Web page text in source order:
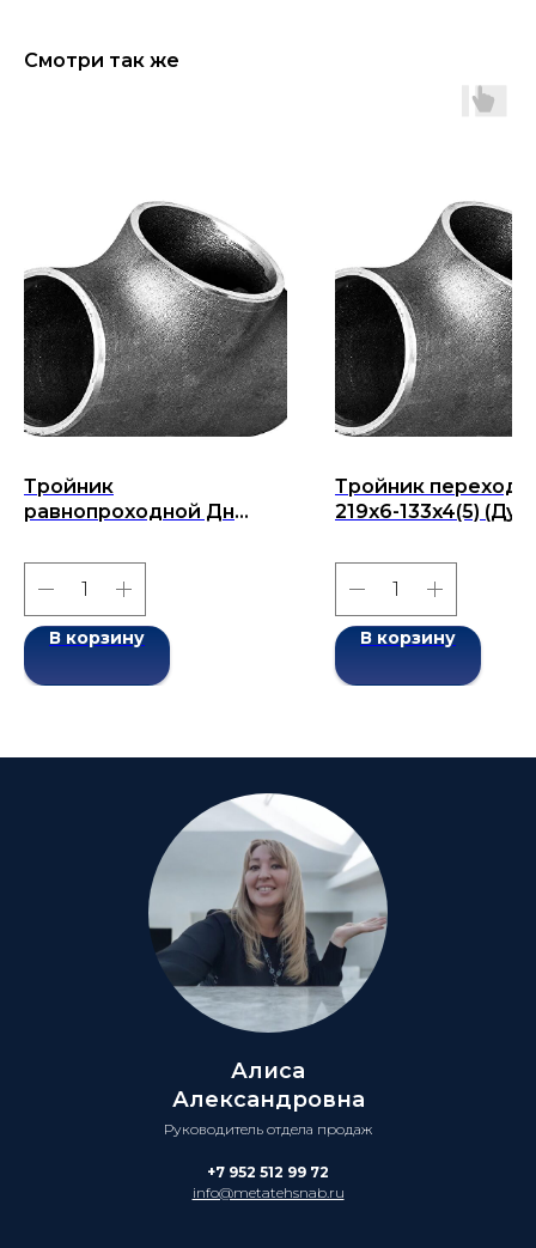
Смотри так же
Тройник
равнопроходной Дн
бесшовный ГОСТ 17376-
2001
В корзину
Тройник
219x6-133x4(5) (Ду
ГОСТ 17376-2001
В корзину
Алиса
Александровна
Руководитель отдела продаж
+7 952 512 99 72
info@metatehsnab.ru